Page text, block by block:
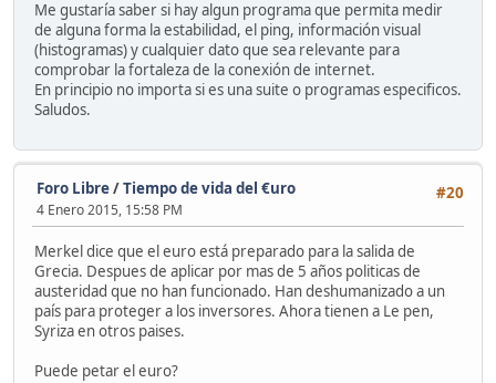
Me gustaría saber si hay algun programa que permita medir
de alguna forma la estabilidad, el ping, información visual
(histogramas) y cualquier dato que sea relevante para
comprobar la fortaleza de la conexión de internet.
En principio no importa si es una suite o programas especificos.
Saludos.
#20
Foro Libre/Tiempo de vida del €uro
4 Enero 2015, 15:58 PM
Merkel dice que el euro está preparado para la salida de
Grecia. Despues de aplicar por mas de 5 años politicas de
austeridad que no han funcionado. Han deshumanizado a un
país para proteger a los inversores. Ahora tienen a Le pen,
Syriza en otros paises.
Puede petar el euro?